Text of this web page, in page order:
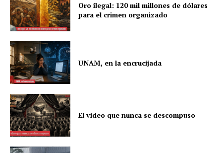
Oro ilegal: 120 mil millones de dólares
para el crimen organizado
UNAM, en la encrucijada
El video que nunca se descompuso